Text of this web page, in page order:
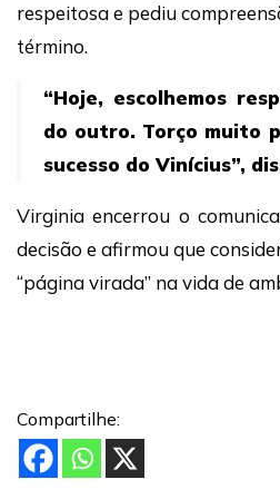
respeitosa e pediu
término.
“Hoje, escolhemos
do outro. Torço muito
sucesso do Vinícius”,
Virginia encerrou o
decisão e afirmou que
“página virada” na vida de
Compartilhe: